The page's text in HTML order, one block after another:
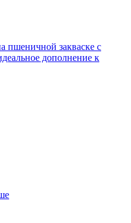
пшеничной закваске с
дополнение к